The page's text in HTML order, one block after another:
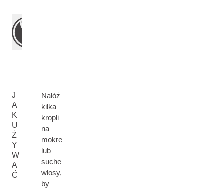
J
A
K
U
Ż
Y
W
A
Ć
Nałóż
kilka
kropli
na
mokre
lub
suche
włosy,
by